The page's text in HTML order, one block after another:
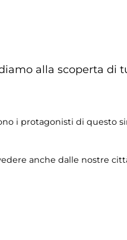
alla scoperta di
i protagonisti di questo
anche dalle nostre